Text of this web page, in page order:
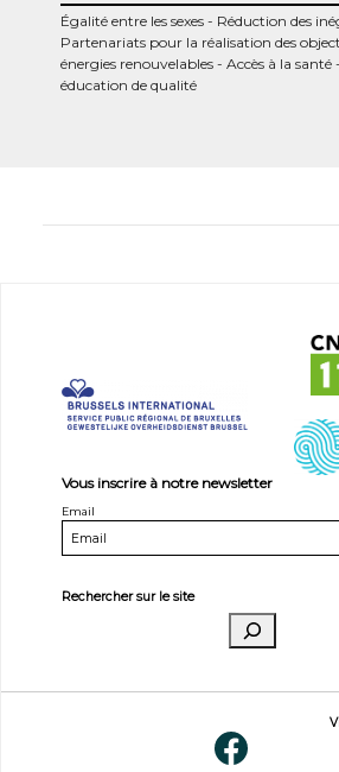
Égalité entre les sexes
Réduction des
Partenariats pour la réalisation des
énergies renouvelables
Accès à la santé
éducation de qualité
Vous inscrire à notre newsletter
Email
Rechercher sur le site